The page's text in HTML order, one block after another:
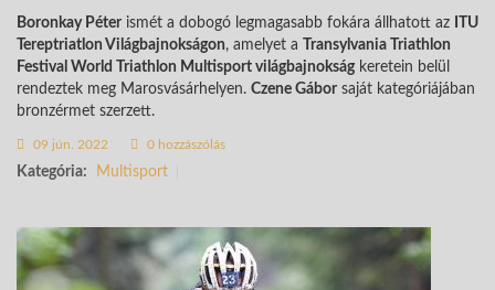
Boronkay Péter ismét a dobogó legmagasabb fokára állhatott az ITU
Tereptriatlon Világbajnokságon, amelyet a Transylvania Triathlon
Festival World Triathlon Multisport világbajnokságkeretein belül
rendeztek meg Marosvásárhelyen. Czene Gábor saját kategóriájában
bronzérmet szerzett.
09 jún. 2022 0 hozzászólás
Kategória: Multisport